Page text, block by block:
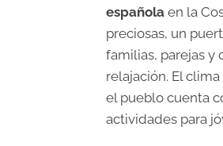
española en la
preciosas, un
familias, parejas y
relajación. El
el pueblo cuenta
actividades para